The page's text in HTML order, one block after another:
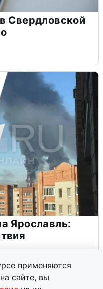
применяются
сайте, вы
Свердловской
Ярославль: